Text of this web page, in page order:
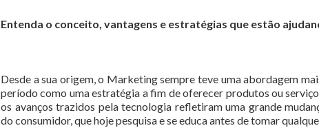
Entenda o conceito, vantagens e estratégias que estão
Desde a sua origem, o Marketing sempre teve uma abordagem
período como uma estratégia a fim de oferecer produtos ou
os avanços trazidos pela tecnologia refletiram uma grande
do consumidor, que hoje pesquisa e se educa antes de tomar